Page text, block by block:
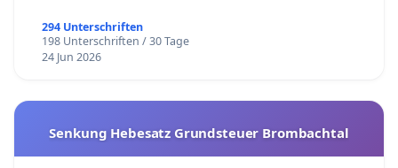
294 Unterschriften
198 Unterschriften / 30 Tage
24 Jun 2026
Senkung Hebesatz Grundsteuer Brombachtal